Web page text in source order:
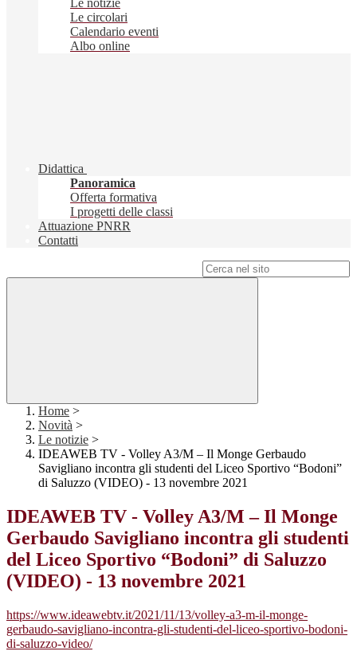
Le notizie
Le circolari
Calendario eventi
Albo online
Didattica
Panoramica
Offerta formativa
I progetti delle classi
Attuazione PNRR
Contatti
Home >
Novità >
Le notizie >
IDEAWEB TV - Volley A3/M – Il Monge Gerbaudo
Savigliano incontra gli studenti del Liceo Sportivo “Bodoni”
di Saluzzo (VIDEO) - 13 novembre 2021
IDEAWEB TV - Volley A3/M – Il Monge
Gerbaudo Savigliano incontra gli studenti
del Liceo Sportivo “Bodoni” di Saluzzo
(VIDEO) - 13 novembre 2021
https://www.ideawebtv.it/2021/11/13/volley-a3-m-il-monge-
gerbaudo-savigliano-incontra-gli-studenti-del-liceo-sportivo-bodoni-
di-saluzzo-video/